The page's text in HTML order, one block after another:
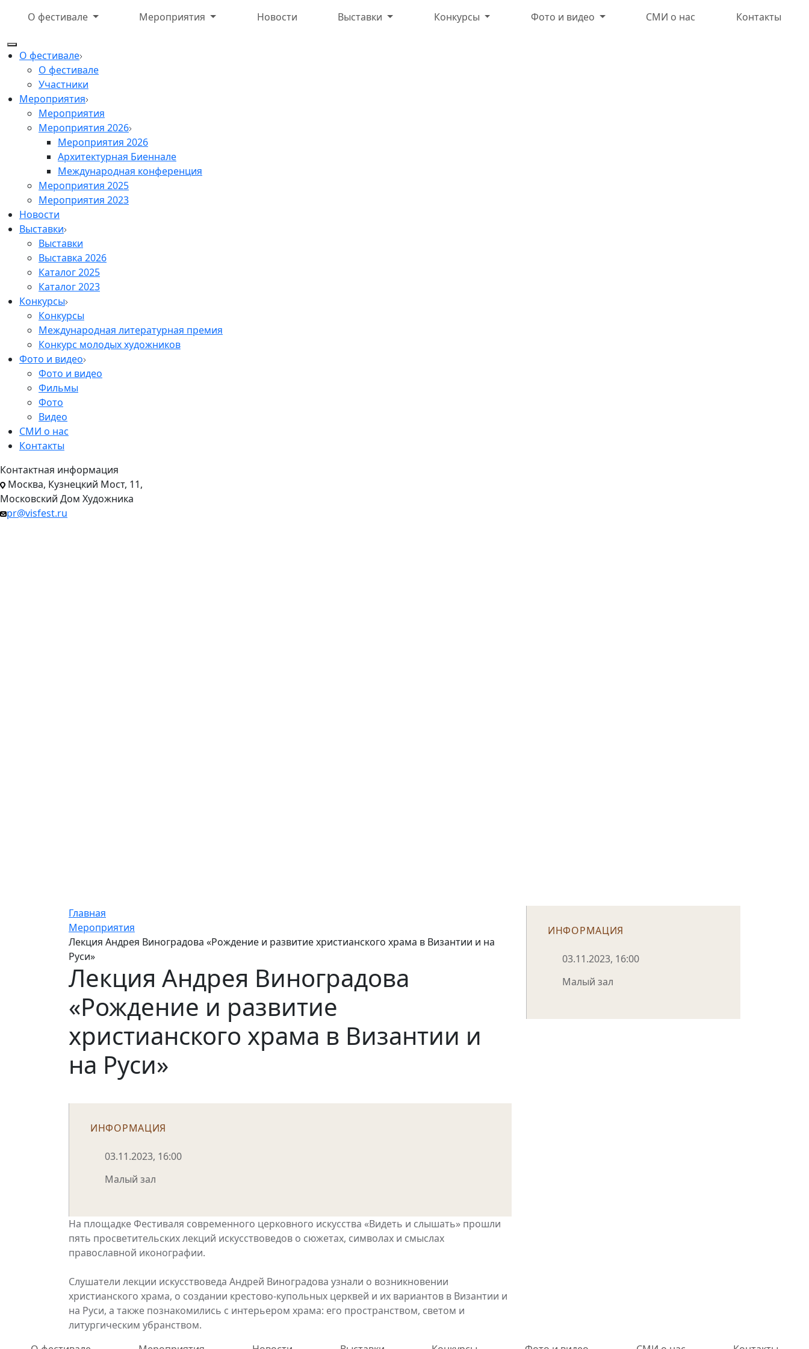
О фестивале Мероприятия Новости Выставки Конкурсы Фото и видео СМИ о нас Контакты
О фестивале
О фестивале
Участники
Мероприятия
Мероприятия
Мероприятия 2026
Мероприятия 2026
Архитектурная Биеннале
Международная конференция
Мероприятия 2025
Мероприятия 2023
Новости
Выставки
Выставки
Выставка 2026
Каталог 2025
Каталог 2023
Конкурсы
Конкурсы
Международная литературная премия
Конкурс молодых художников
Фото и видео
Фото и видео
Фильмы
Фото
Видео
СМИ о нас
Контакты
Контактная информация
Москва, Кузнецкий Мост, 11,
Московский Дом Художника
pr@visfest.ru
Главная
Мероприятия
Лекция Андрея Виноградова «Рождение и развитие христианского храма в Византии и на
Руси»
Лекция Андрея Виноградова
«Рождение и развитие
христианского храма в Византии и
на Руси»
ИНФОРМАЦИЯ
03.11.2023, 16:00
Малый зал
На площадке Фестиваля современного церковного искусства «Видеть и слышать» прошли
пять просветительских лекций искусствоведов о сюжетах, символах и смыслах
православной иконографии.
Слушатели лекции искусствоведа Андрей Виноградова узнали о возникновении
христианского храма, о создании крестово-купольных церквей и их вариантов в Византии и
на Руси, а также познакомились с интерьером храма: его пространством, светом и
литургическим убранством.
ИНФОРМАЦИЯ
03.11.2023, 16:00
Малый зал